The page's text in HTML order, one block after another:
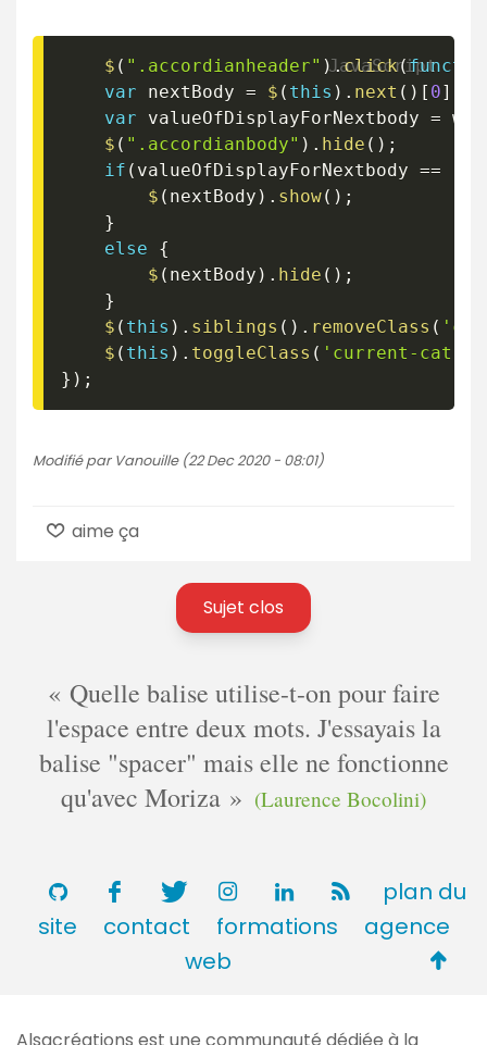
$ ( ".accordianheader" ).click(
var nextBody = $ ( this ) . next ( ) [ 0]
var valueOfDisplayForNextbody =
$ ( ".accordianbody" ) . hide ( ) ;
if ( valueOfDisplayForNextbody ==
$ ( nextBody ) . show( ) ;
}
else
{
$ ( nextBody ) . hide ( ) ;
}
$ ( this ) . siblings ( ) . removeClass (
$ ( this ) . toggleClass ( 'current-cat'
} ) ;
Modifié par Vanouille (22 Dec 2020 - 08:01)
aime ça
Sujet clos
Quelle balise utilise-t-on pour faire
l'espace entre deux mots. J'essayais la
balise "spacer" mais elle ne fonctionne
qu'avec Moriza
(Laurence Bocolini)
plan du
site
contact formations
agence
web